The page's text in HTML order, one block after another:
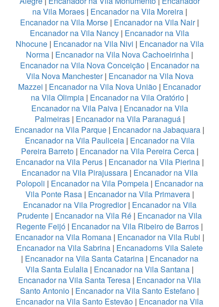
na Vila Moraes| Encanador na Vila Moreira|
Encanador na Vila Morse | Encanador na Vila Nair|
Encanador na Vila Nancy | Encanador na Vila
Nhocune| Encanador na Vila Nivi | Encanador na Vila
Norma | Encanador na Vila Nova Cachoeirinha |
Encanador na Vila Nova Conceição| Encanador na
Vila Nova Manchester| Encanador na Vila Nova
Mazzei | Encanador na Vila Nova União | Encanador
na Vila Olimpia | Encanador na Vila Oratório |
Encanador na Vila Paiva| Encanador na Vila
Palmeiras| Encanador na Vila Paranaguá|
Encanador na Vila Parque | Encanador na Jabaquara |
Encanador na Vila Pauliceia| Encanador na Vila
Pereira Barreto| Encanador na Vila Pereira Cerca|
Encanador na Vila Perus| Encanador na Vila Pierina|
Encanador na Vila Pirajussara| Encanador na Vila
Polopoli | Encanador na Vila Pompeia| Encanador na
Vila Ponte Rasa| Encanador na Vila Primavera|
Encanador na Vila Progredior| Encanador na Vila
Prudente | Encanador na Vila Ré | Encanador na Vila
Regente Feijó | Encanador na Vila Ribeiro de Barros |
Encanador na Vila Romana| Encanador na Vila Rubi |
Encanador na Vila Sabrina| Encanadorns Vila Salete
| Encanador na Vila Santa Catarina| Encanador na
Vila Santa Eulalia | Encanador na Vila Santana |
Encanador na Vila Santa Teresa | Encanador na Vila
Santo Antonio | Encanador na Vila Santo Estefano |
Encanador na Vila Santo Estevão | Encanador na Vila